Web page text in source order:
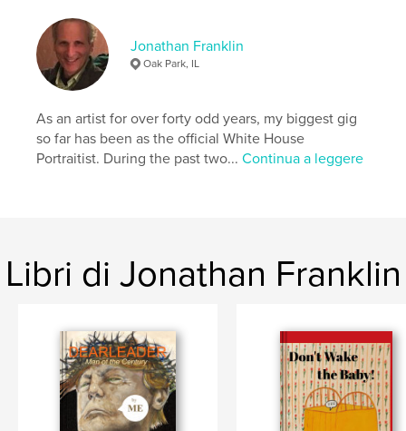
Jonathan Franklin
Oak Park, IL
As an artist for over forty odd years, my biggest gig
so far has been as the official White House
Portraitist. During the past two...Continua a leggere
Libri di Jonathan Franklin